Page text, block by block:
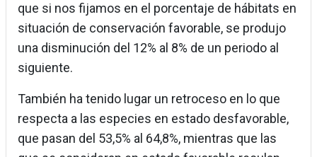
que si nos fijamos en el porcentaje de hábitats en
situación de conservación favorable, se produjo
una disminución del 12% al 8% de un periodo al
siguiente.
También ha tenido lugar un retroceso en lo que
respecta a las especies en estado desfavorable,
que pasan del 53,5% al 64,8%, mientras que las